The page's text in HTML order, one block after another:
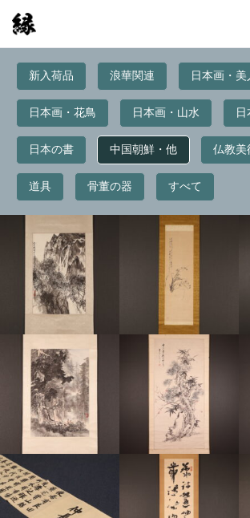
新入荷品 浪華関連 日本画・美
日本画・花鳥 日本画・山水
日本の書 中国朝鮮・他 仏教美
道具 骨董の器 すべて